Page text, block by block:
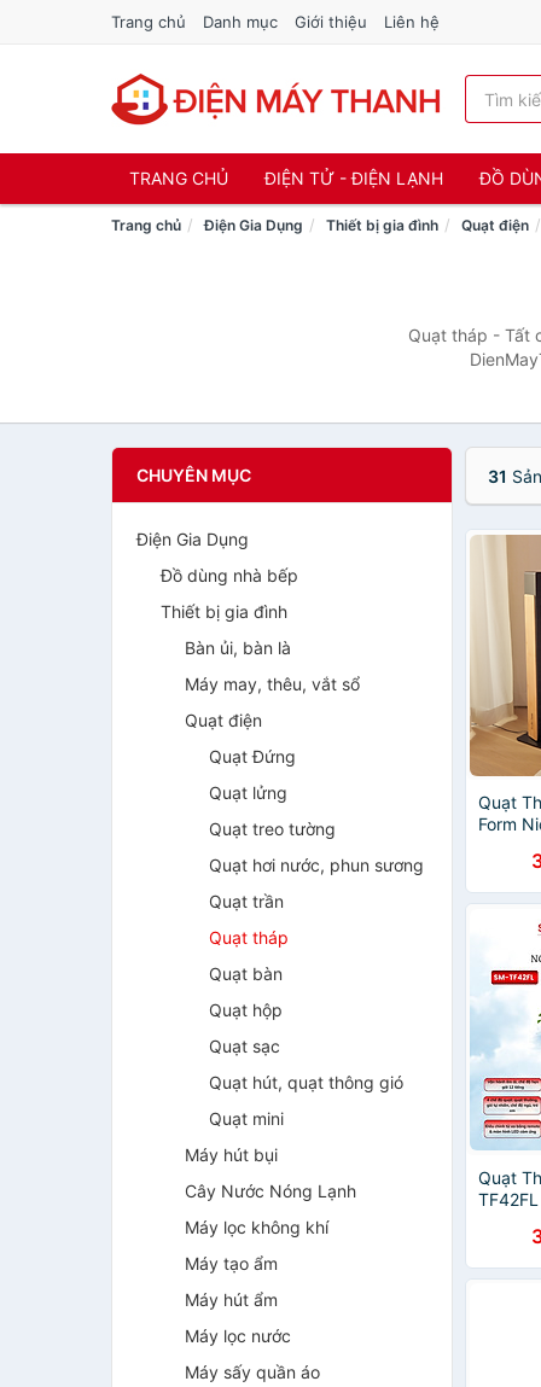
Trang chủ Danh mục Giới thiệu Liên hệ
TRANG CHỦ ĐIỆN TỬ - ĐIỆN LẠNH ĐỒ
Trang chủ Điện Gia Dụng Thiết bị gia đình Quạt điện
Quạt tháp - Tất
CHUYÊN MỤC
Điện Gia Dụng
Đồ dùng nhà bếp
Thiết bị gia đình
Bàn ủi, bàn là
Máy may, thêu, vắt sổ
Quạt điện
Quạt Đứng
Quạt lửng
Quạt treo tường
Quạt hơi nước, phun sương
Quạt trần
Quạt tháp
Quạt bàn
Quạt hộp
Quạt sạc
Quạt hút, quạt thông gió
Quạt mini
Máy hút bụi
Cây Nước Nóng Lạnh
Máy lọc không khí
Máy tạo ẩm
Máy hút ẩm
Máy lọc nước
Máy sấy quần áo
31
Quạt
Form
Sang
Hàng
Quạt
độ Vận
Tháng